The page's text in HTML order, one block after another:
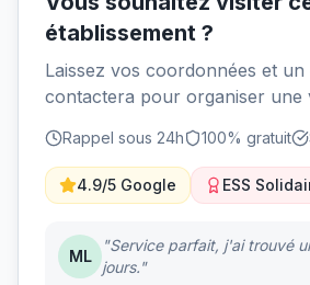
établissement ?
Laissez vos coordonnées et
contactera pour organiser une
Rappel sous 24h 100% gratuit
4.9/5 Google ESS
ML
"Service parfait, j'ai trouvé
jours."